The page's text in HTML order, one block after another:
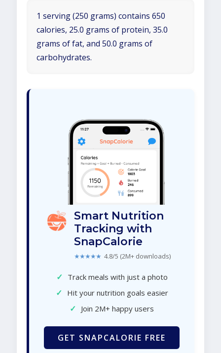
1 serving (250 grams) contains 650
calories, 25.0 grams of protein, 35.0
grams of fat, and 50.0 grams of
carbohydrates.
Smart Nutrition
Tracking with
SnapCalorie
★★★★★ 4.8/5 (2M+ downloads)
✓ Track meals with just a photo
✓ Hit your nutrition goals easier
✓ Join 2M+ happy users
GET SNAPCALORIE FREE